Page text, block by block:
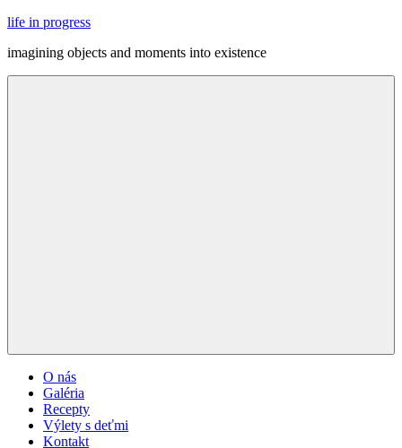
Skip
content
life in progress
imagining objects and moments into existence
O nás
Galéria
Recepty
Výlety s deťmi
Kontakt